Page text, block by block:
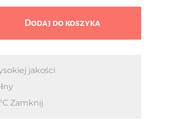
Dodaj do koszyka
jakości
Zamknij